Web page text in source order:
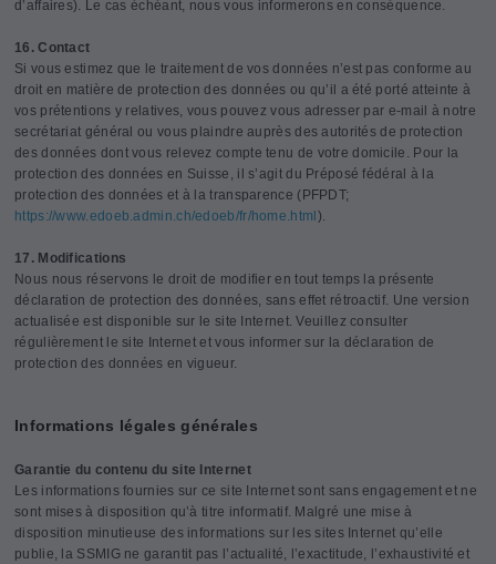
d’affaires). Le cas échéant, nous vous informerons en conséquence.
16. Contact
Si vous estimez que le traitement de vos données n’est pas conforme au
droit en matière de protection des données ou qu’il a été porté atteinte à
vos prétentions y relatives, vous pouvez vous adresser par e-mail à notre
secrétariat général ou vous plaindre auprès des autorités de protection
des données dont vous relevez compte tenu de votre domicile. Pour la
protection des données en Suisse, il s’agit du Préposé fédéral à la
protection des données et à la transparence (PFPDT;
https://www.edoeb.admin.ch/edoeb/fr/home.html ).
17. Modifications
Nous nous réservons le droit de modifier en tout temps la présente
déclaration de protection des données, sans effet rétroactif. Une version
actualisée est disponible sur le site Internet. Veuillez consulter
régulièrement le site Internet et vous informer sur la déclaration de
protection des données en vigueur.
Informations légales générales
Garantie du contenu du site Internet
Les informations fournies sur ce site Internet sont sans engagement et ne
sont mises à disposition qu’à titre informatif. Malgré une mise à
disposition minutieuse des informations sur les sites Internet qu’elle
publie, la SSMIG ne garantit pas l’actualité, l’exactitude, l’exhaustivité et